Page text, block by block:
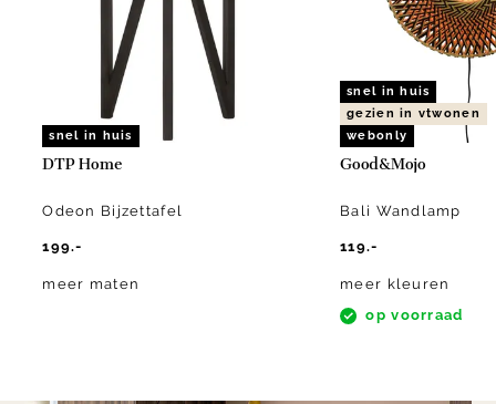
snel in huis
DTP Home
Odeon Bijzettafel
199.-
meer maten
snel in huis
gezien in vtwonen
webonly
Good&Mojo
Bali Wandlamp
119.-
meer kleuren
op voorraad